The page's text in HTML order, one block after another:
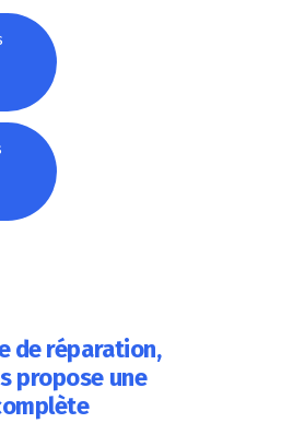
de réparation,
propose une